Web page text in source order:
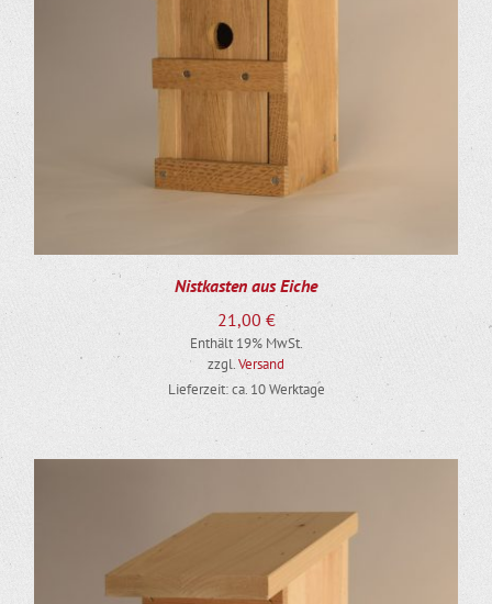
Nistkasten aus Eiche
21,00 €
Enthält 19% MwSt.
zzgl.Versand
Lieferzeit: ca. 10 Werktage